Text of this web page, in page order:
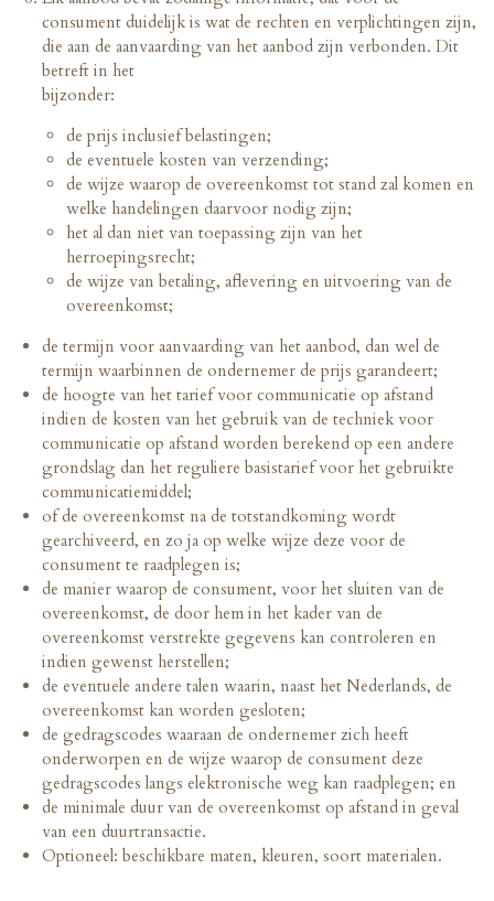
consument duidelijk is wat de rechten en verplichtingen zijn,
die aan de aanvaarding van het aanbod zijn verbonden. Dit
betreft in het
bijzonder:
de prijs inclusief belastingen;
de eventuele kosten van verzending;
de wijze waarop de overeenkomst tot stand zal komen en
welke handelingen daarvoor nodig zijn;
het al dan niet van toepassing zijn van het
herroepingsrecht;
de wijze van betaling, aflevering en uitvoering van de
overeenkomst;
de termijn voor aanvaarding van het aanbod, dan wel de
termijn waarbinnen de ondernemer de prijs garandeert;
de hoogte van het tarief voor communicatie op afstand
indien de kosten van het gebruik van de techniek voor
communicatie op afstand worden berekend op een andere
grondslag dan het reguliere basistarief voor het gebruikte
communicatiemiddel;
of de overeenkomst na de totstandkoming wordt
gearchiveerd, en zo ja op welke wijze deze voor de
consument te raadplegen is;
de manier waarop de consument, voor het sluiten van de
overeenkomst, de door hem in het kader van de
overeenkomst verstrekte gegevens kan controleren en
indien gewenst herstellen;
de eventuele andere talen waarin, naast het Nederlands, de
overeenkomst kan worden gesloten;
de gedragscodes waaraan de ondernemer zich heeft
onderworpen en de wijze waarop de consument deze
gedragscodes langs elektronische weg kan raadplegen; en
de minimale duur van de overeenkomst op afstand in geval
van een duurtransactie.
Optioneel: beschikbare maten, kleuren, soort materialen.